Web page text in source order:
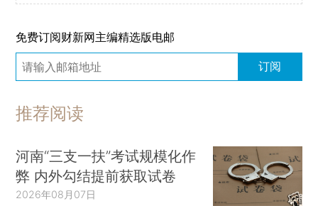
免费订阅财新网主编精选版电邮
订阅
推荐阅读
河南“三支一扶”考试规模化作
弊 内外勾结提前获取试卷
2026年08月07日